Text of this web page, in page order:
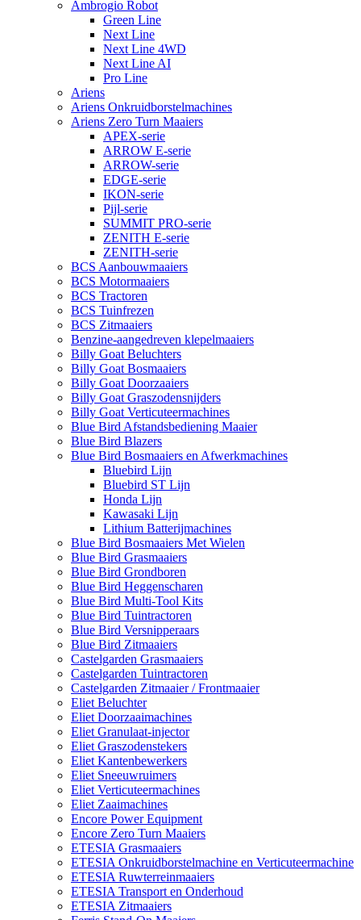
Ambrogio Robot
Green Line
Next Line
Next Line 4WD
Next Line AI
Pro Line
Ariens
Ariens Onkruidborstelmachines
Ariens Zero Turn Maaiers
APEX-serie
ARROW E-serie
ARROW-serie
EDGE-serie
IKON-serie
Pijl-serie
SUMMIT PRO-serie
ZENITH E-serie
ZENITH-serie
BCS Aanbouwmaaiers
BCS Motormaaiers
BCS Tractoren
BCS Tuinfrezen
BCS Zitmaaiers
Benzine-aangedreven klepelmaaiers
Billy Goat Beluchters
Billy Goat Bosmaaiers
Billy Goat Doorzaaiers
Billy Goat Graszodensnijders
Billy Goat Verticuteermachines
Blue Bird Afstandsbediening Maaier
Blue Bird Blazers
Blue Bird Bosmaaiers en Afwerkmachines
Bluebird Lijn
Bluebird ST Lijn
Honda Lijn
Kawasaki Lijn
Lithium Batterijmachines
Blue Bird Bosmaaiers Met Wielen
Blue Bird Grasmaaiers
Blue Bird Grondboren
Blue Bird Heggenscharen
Blue Bird Multi-Tool Kits
Blue Bird Tuintractoren
Blue Bird Versnipperaars
Blue Bird Zitmaaiers
Castelgarden Grasmaaiers
Castelgarden Tuintractoren
Castelgarden Zitmaaier / Frontmaaier
Eliet Beluchter
Eliet Doorzaaimachines
Eliet Granulaat-injector
Eliet Graszodenstekers
Eliet Kantenbewerkers
Eliet Sneeuwruimers
Eliet Verticuteermachines
Eliet Zaaimachines
Encore Power Equipment
Encore Zero Turn Maaiers
ETESIA Grasmaaiers
ETESIA Onkruidborstelmachine en Verticuteermachine
ETESIA Ruwterreinmaaiers
ETESIA Transport en Onderhoud
ETESIA Zitmaaiers